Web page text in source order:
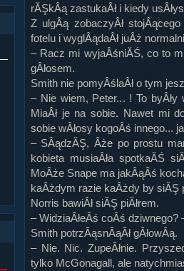
Napisanych artykułów:
Dodanych newsów:
10,564
Zdjęć w galerii:21,490
Tematów na forum: 3,921
Postów na forum:319,637
Komentarzy do materiałów:
222,019
Rozdanych pochwał: 3,327
Wlepionych ostrzeżeń:4,170
rĂŞkÂą zastukaÂł i kiedy
Z ulgÂą zobaczyÂł
fotelu i wyglÂądaÂł juÂż
– Racz mi wyjaÂśniĂŚ, co to
gÂłosem.
Smith nie pomyÂślaÂł o tym
– Nie wiem, Peter... ! To byÂły
MiaÂł je na sobie. Nawet mi
sobie wÂłosy kogoÂś innego...
– SÂądzĂŞ, Âże po prostu
kobieta musiaÂła spotkaĂŚ
MoÂże Snape ma jakÂąÂś
kaÂżdym razie kaÂżdy by siĂŞ
Norris bawiÂł siĂŞ piĂłrem.
– WidziaÂłeÂś coÂś dziwnego?
Smith potrzÂąsnÂąÂł gÂłowÂą.
– Nie. Nic. ZupeÂłnie.
tylko McGonagall, ale